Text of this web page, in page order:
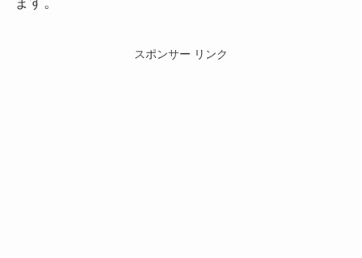
スポンサー リンク